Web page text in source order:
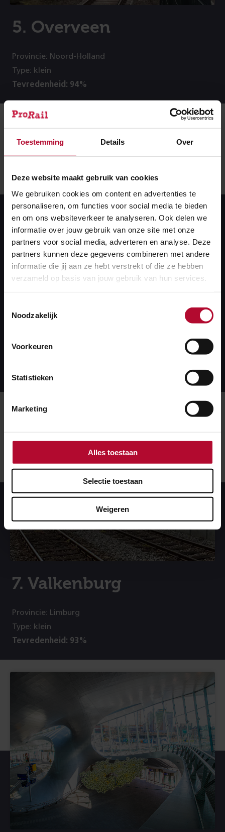
Toestemming Details Over
Deze website maakt gebruik van cookies
We gebruiken cookies om content en advertenties te
personaliseren, om functies voor social media te bieden
en om ons websiteverkeer te analyseren. Ook delen we
informatie over jouw gebruik van onze site met onze
partners voor social media, adverteren en analyse. Deze
partners kunnen deze gegevens combineren met andere
informatie die jij aan ze hebt verstrekt of die ze hebben
verzameld op basis van jouw gebruik van hun services.
Noodzakelijk
Voorkeuren
Statistieken
Marketing
Alles toestaan
Selectie toestaan
Weigeren
5. Overveen
Provincie: Noord-Holland
Type: klein
Tevredenheid: 94%
6. Hardinxveld-
Giessendam
Provincie: Zuid - Holland
7. Valkenburg
Provincie: Limburg
Type: klein
Tevredenheid: 93%